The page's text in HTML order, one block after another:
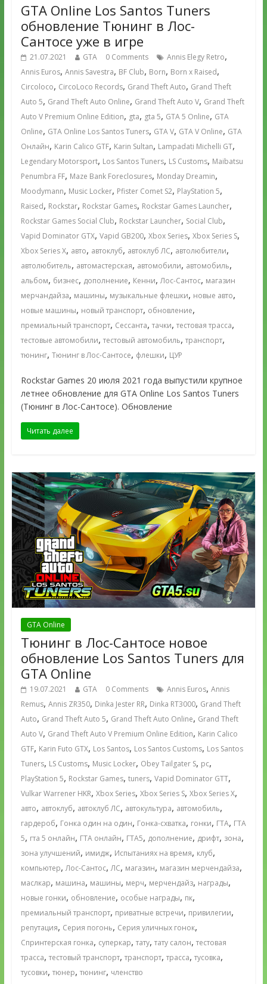
GTA Online Los Santos Tuners
обновление Тюнинг в Лос-
Сантосе уже в игре
21.07.2021 GTA 0 Comments Annis Elegy Retro,
Annis Euros, Annis Savestra, BF Club, Born, Born x Raised,
Circoloco, CircoLoco Records, Grand Theft Auto, Grand Theft
Auto 5, Grand Theft Auto Online, Grand Theft Auto V, Grand Theft
Auto V Premium Online Edition, gta, gta 5, GTA 5 Online, GTA
Online, GTA Online Los Santos Tuners, GTA V, GTA V Online, GTA
Онлайн, Karin Calico GTF, Karin Sultan, Lampadati Michelli GT,
Legendary Motorsport, Los Santos Tuners, LS Customs, Maibatsu
Penumbra FF, Maze Bank Foreclosures, Monday Dreamin,
Moodymann, Music Locker, Pfister Comet S2, PlayStation 5,
Raised, Rockstar, Rockstar Games, Rockstar Games Launcher,
Rockstar Games Social Club, Rockstar Launcher, Social Club,
Vapid Dominator GTX, Vapid GB200, Xbox Series, Xbox Series S,
Xbox Series X, авто, автоклуб, автоклуб ЛС, автолюбители,
автолюбитель, автомастерская, автомобили, автомобиль,
альбом, бизнес, дополнение, Кенни,Лос-Сантос, магазин
мерчандайза, машины, музыкальные флешки, новые авто,
новые машины, новый транспорт, обновление,
премиальный транспорт, Сессанта, тачки, тестовая трасса,
тестовые автомобили, тестовый автомобиль, транспорт,
тюнинг, Тюнинг в Лос-Сантосе, флешки, ЦУР
Rockstar Games 20 июля 2021 года выпустили крупное
летнее обновление для GTA Online Los Santos Tuners
(Тюнинг в Лос-Сантосе). Обновление
Читать далее
GTA Online
Тюнинг в Лос-Сантосе новое
обновление Los Santos Tuners для
GTA Online
19.07.2021 GTA 0 Comments Annis Euros, Annis
Remus, Annis ZR350, Dinka Jester RR, Dinka RT3000, Grand Theft
Auto, Grand Theft Auto 5, Grand Theft Auto Online, Grand Theft
Auto V, Grand Theft Auto V Premium Online Edition, Karin Calico
GTF, Karin Futo GTX, Los Santos, Los Santos Customs, Los Santos
Tuners, LS Customs, Music Locker, Obey Tailgater S, pc,
PlayStation 5, Rockstar Games, tuners, Vapid Dominator GTT,
Vulkar Warrener HKR, Xbox Series, Xbox Series S, Xbox Series X,
авто, автоклуб, автоклуб ЛС, автокультура, автомобиль,
гардероб, Гонка один на один, Гонка-схватка, гонки, ГТА, ГТА
5, гта 5 онлайн, ГТА онлайн, ГТА5, дополнение, дрифт, зона,
зона улучшений, имидж, Испытаниях на время, клуб,
компьютер,Лос-Сантос,ЛС, магазин, магазин мерчендайза,
маслкар, машина, машины, мерч, мерчендайз, награды,
новые гонки, обновление, особые награды, пк,
премиальный транспорт, приватные встречи, привилегии,
репутация, Серия погонь, Серия уличных гонок,
Спринтерская гонка, суперкар, тату, тату салон, тестовая
трасса, тестовый транспорт, транспорт, трасса, тусовка,
тусовки, тюнер, тюнинг, членство